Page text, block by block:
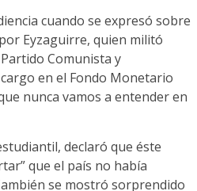
cuando se expresó sobre
Eyzaguirre, quien militó
Comunista y
en el Fondo Monetario
nunca vamos a entender en
declaró que éste
que el país no había
se mostró sorprendido